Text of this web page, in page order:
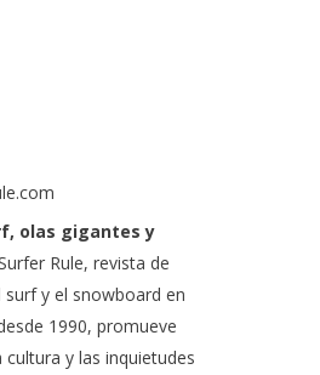
olas gigantes y
Rule, revista de
surf y el snowboard en
1990, promueve
cultura y las inquietudes